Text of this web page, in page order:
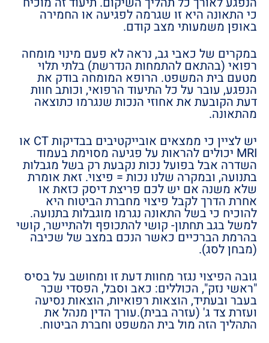
כי התאונה היא זו שגרמה לפגיעה או החמירה
באופן משמעותי מצב קודם.
במקרים של כאבי גב, נראה לא פעם מינוי מומחה
רפואי (בהתאם להתמחות הנדרשת) בלתי תלוי
מטעם בית המשפט. הרופא המומחה בודק את
הנפגע, עובר על כל התיעוד הרפואי, וכותב חוות
דעת הקובעת את אחוזי הנכות שנגרמו כתוצאה
מהתאונה.
יש לציין כי ממצאים אובייקטיבים בבדיקות CT או
MRI יכולים להראות על פגיעה מסוימת בעמוד
השדרה אבל בפועל נכות נקבעת רק בשל מגבלות
בתנועה, ובמקרה שלנו נכות = פיצוי. זאת אומרת
שלא משנה אם יש לכם פריצת דיסק כזאת או
אחרת הדרך לקבל פיצוי מחברת הביטוח היא
להוכיח כי בשל התאונה נגרמו מוגבלות בתנועה.
למשל בגב תחתון- קושי להתכופף ולהתיישר, קושי
בהרמת הברכיים כאשר הנכם במצב של שכיבה
(מבחן לסג).
גובה הפיצוי נגזר מחוות דעת זו ומחושב על בסיס
"ראשי נזק", הכוללים: כאב וסבל, הפסדי שכר
בעבר ובעתיד, הוצאות רפואיות, הוצאות נסיעה
ועזרת צד ג' (עזרה בבית).עורך הדין מנהל את
התהליך הזה מול בית המשפט וחברת הביטוח.